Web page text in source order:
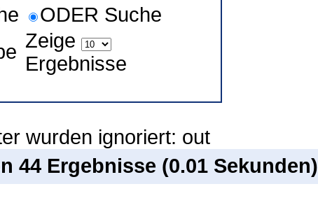
ODER Suche
Zeige
Ergebnisse
wurden ignoriert: out
44 Ergebnisse (0.01 Sekunden)